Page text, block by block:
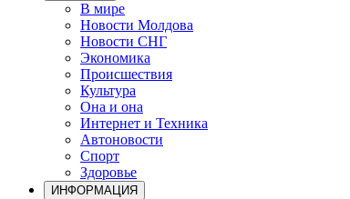
В мире
Новости Молдова
Новости СНГ
Экономика
Происшествия
Культура
Она и она
Интернет и Техника
Автоновости
Спорт
Здоровье
ИНФОРМАЦИЯ